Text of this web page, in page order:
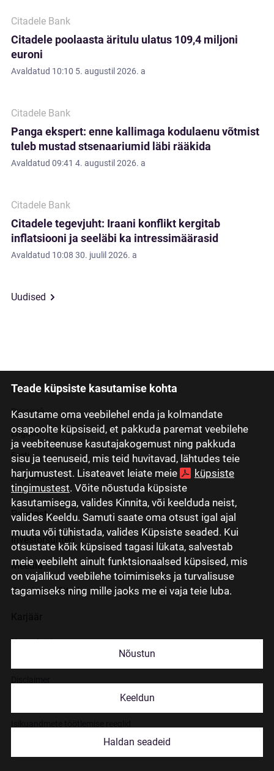
Teade küpsiste kasutamise kohta
Kasutame oma veebilehel enda ja kolmandate
osapoolte küpsiseid, et pakkuda paremat veebilehe
ja veebiteenuse kasutajakogemust ning pakkuda
sisu ja teenuseid, mis teid huvitavad, lähtudes teie
harjumustest. Lisateavet leiate meie
küpsiste
tingimustest. Võite nõustuda küpsiste
kasutamisega, valides Kinnita, või keelduda neist,
valides Keeldu. Samuti saate oma otsust igal ajal
muuta või tühistada, valides Küpsiste seaded. Kui
otsustate kõik küpsised tagasi lükata, salvestab
meie veebileht ainult funktsionaalsed küpsised, mis
on vajalikud veebilehe toimimiseks ja turvalisuse
tagamiseks ning mille jaoks me ei vaja teie luba.
Nõustun
Keeldun
Haldan seadeid
Citadele Bank
Citadele poolaasta äritulu ulatus 109,4 miljoni
euroni
Avaldatud 10:10 5. augustil 2026. a
Citadele Bank
Panga ekspert: enne kallimaga kodulaenu võtmist
tuleb mustad stsenaariumid läbi rääkida
Avaldatud 09:41 4. augustil 2026. a
Citadele Bank
Citadele tegevjuht: Iraani konflikt kergitab
inflatsiooni ja seeläbi ka intressimäärasid
Avaldatud 10:08 30. juulil 2026. a
Uudised
Latviski
Русский
English
Eesti
Lietuviškai
Pangast
Investorsuhted
Meedia
Grupi ettevõtted
Kontaktid